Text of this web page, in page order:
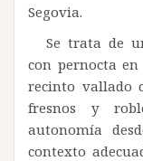
Segovia.
Se trata de
con pernocta
recinto vallado
fresnos y
autonomía
contexto